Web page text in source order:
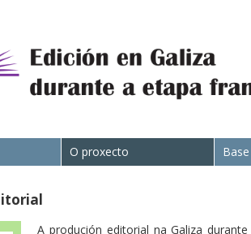
O proxecto
A produción editorial na Galiza